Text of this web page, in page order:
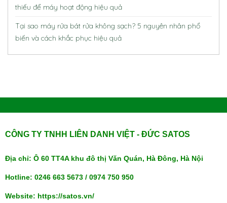
thiếu để máy hoạt động hiệu quả
Tại sao máy rửa bát rửa không sạch? 5 nguyên nhân phổ
biến và cách khắc phục hiệu quả
CÔNG TY TNHH LIÊN DANH VIỆT - ĐỨC SATOS
Địa chỉ: Ô 60 TT4A khu đô thị Văn Quán, Hà Đông, Hà Nội
Hotline: 0246 663 5673 / 0974 750 950
Website: https://satos.vn/